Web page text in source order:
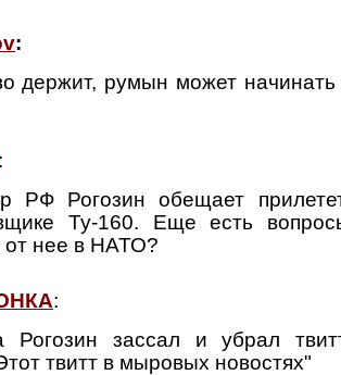
:
держит, румын может
:
РФ Рогозин обещает
Ту-160. Еще есть
от нее в НАТО?
:
Рогозин зассал и убрал
твитт в мыровых новостях"